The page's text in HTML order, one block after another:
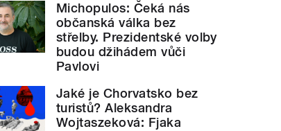
Michopulos: Čeká nás
občanská válka bez
střelby. Prezidentské volby
budou džihádem vůči
Pavlovi
Jaké je Chorvatsko bez
turistů? Aleksandra
Wojtaszeková: Fjaka